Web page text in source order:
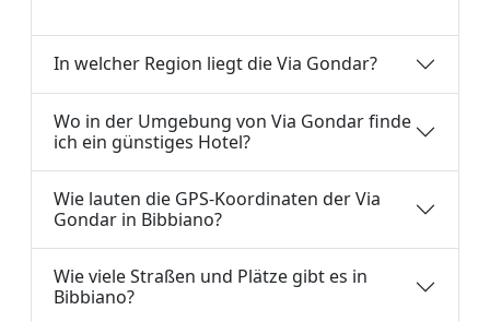
In welcher Region liegt die Via Gondar?
Wo in der Umgebung von Via Gondar finde
ich ein günstiges Hotel?
Wie lauten die GPS-Koordinaten der Via
Gondar in Bibbiano?
Wie viele Straßen und Plätze gibt es in
Bibbiano?